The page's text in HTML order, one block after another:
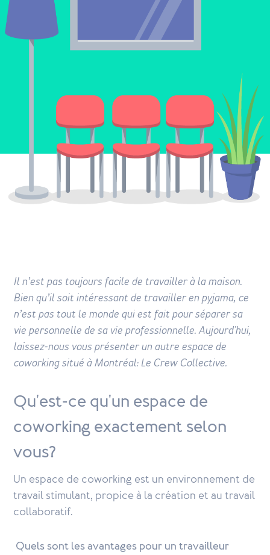
Il n’est pas toujours facile de travailler à la maison.
Bien qu’il soit intéressant de travailler en pyjama, ce
n’est pas tout le monde qui est fait pour séparer sa
vie personnelle de sa vie professionnelle. Aujourd'hui,
laissez-nous vous présenter un autre espace de
coworking situé à Montréal: Le Crew Collective.
Qu'est-ce qu'un espace de
coworking exactement selon
vous?
Un espace de coworking est un environnement de
travail stimulant, propice à la création et au travail
collaboratif.
Quels sont les avantages pour un travailleur